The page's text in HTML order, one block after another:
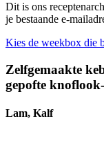
Dit is ons
je bestaande e-
Kies de weekbox die
Zelfgemaakte
gepofte
Lam, Kalf